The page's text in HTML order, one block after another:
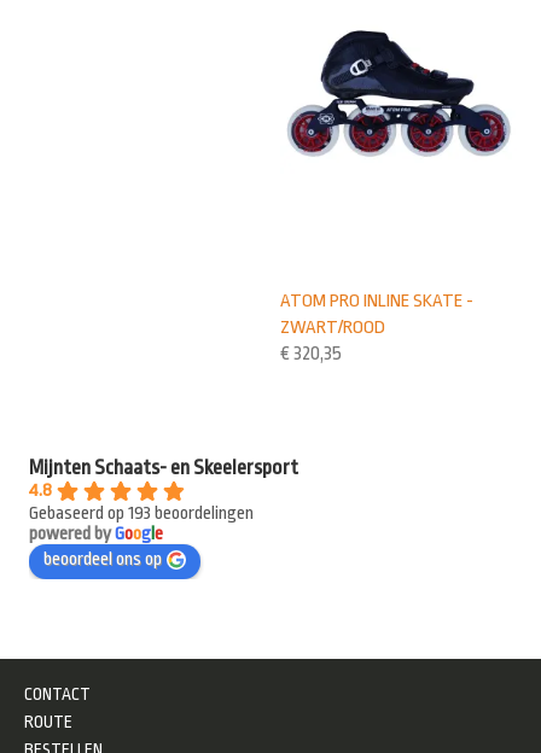
ATOM PRO INLINE SKATE -
ZWART/ROOD
€ 320,35
Mijnten Schaats- en Skeelersport
4.8
Gebaseerd op 193 beoordelingen
powered byGooge
beoordeel ons op
CONTACT
ROUTE